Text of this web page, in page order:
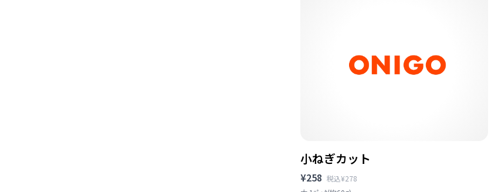
小ねぎカット
¥258 税込¥278